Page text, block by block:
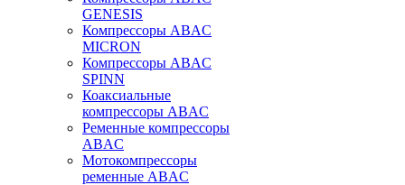
GENESIS
Компрессоры ABAC
MICRON
Компрессоры ABAC
SPINN
Коаксиальные
компрессоры ABAC
Ременные компрессоры
ABAC
Мотокомпрессоры
ременные ABAC